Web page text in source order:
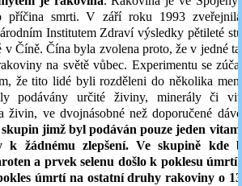
příčina smrti. V září roku 1993
Institutem Zdraví výsledky pětileté
v Číně. Čína byla zvolena proto, že v jedné
na světě vůbec. Experimentu se
že tito lidé byli rozděleni do několika
podávány určité živiny, minerály či
živin, ve dvojnásobné než doporučené
jimž byl podáván pouze jeden
k žádnému zlepšení. Ve skupině kde
a prvek selenu došlo k poklesu
úmrtí na ostatní druhy rakoviny o